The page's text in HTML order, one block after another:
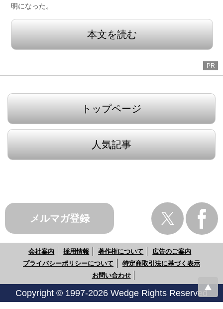
明になった。
本文を読む
PR
トップページ
人気記事
メルマガ登録
会社案内 採用情報 著作権について
広告のご案内
プライバシーポリシーについて
特定商取引法に基づく表示
お問い合わせ
Copyright © 1997-2026 Wedge Rights Reserved